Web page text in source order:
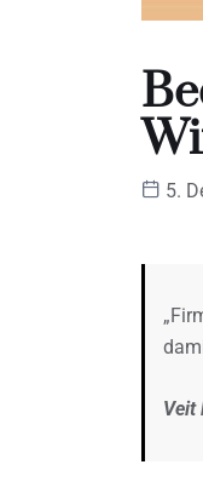
5.
Veit